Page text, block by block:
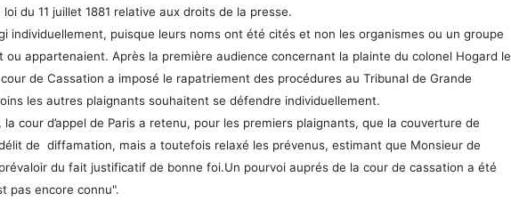
du 11 juillet 1881 relative aux droits de la presse.
individuellement, puisque leurs noms ont été cités et non les organismes ou un groupe
ou appartenaient. Après la première audience concernant la plainte du colonel Hogard le
de Cassation a imposé le rapatriement des procédures au Tribunal de Grande
les autres plaignants souhaitent se défendre individuellement.
la cour d’appel de Paris a retenu, pour les premiers plaignants, que la couverture de
de diffamation, mais a toutefois relaxé les prévenus, estimant que Monsieur de
du fait justificatif de bonne foi.Un pourvoi auprés de la cour de cassation a été
pas encore connu".